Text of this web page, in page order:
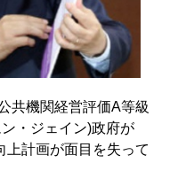
共機関経営評価A等級
・ジェイン)政府が
上計画が面目を失って